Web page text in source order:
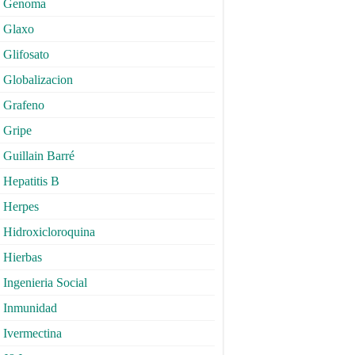
Genoma
Glaxo
Glifosato
Globalizacion
Grafeno
Gripe
Guillain Barré
Hepatitis B
Herpes
Hidroxicloroquina
Hierbas
Ingenieria Social
Inmunidad
Ivermectina